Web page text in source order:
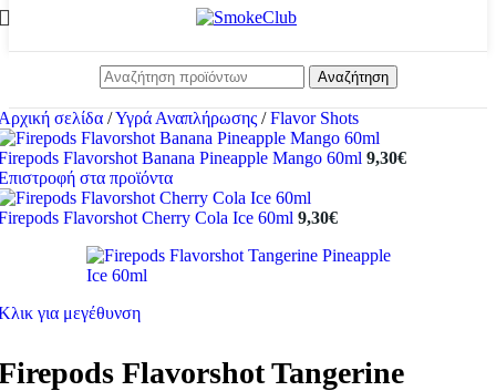
Αναζήτηση
σελίδα /Υγρά Αναπλήρωσης / Flavor Shots
Flavorshot Banana Pineapple Mango 60ml 9,30€
στα προϊόντα
Flavorshot Cherry Cola Ice 60ml 9,30€
για μεγέθυνση
Flavorshot Tangerine